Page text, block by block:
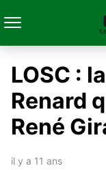
LOSC :
Renard
René
il y a 11 ans